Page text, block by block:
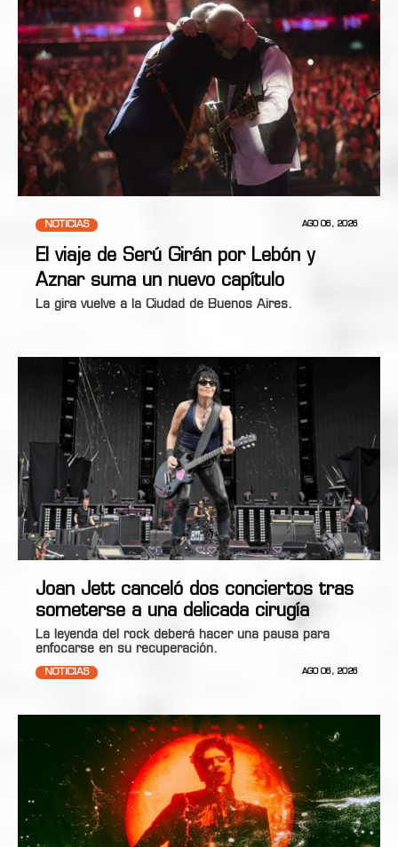
NOTICIAS AGO 06, 2026
El viaje de Serú Girán por Lebón y
Aznar suma un nuevo capítulo
La gira vuelve a la Ciudad de Buenos Aires.
Joan Jett canceló dos conciertos tras
someterse a una delicada cirugía
La leyenda del rock deberá hacer una pausa para
enfocarse en su recuperación.
NOTICIAS AGO 06, 2026